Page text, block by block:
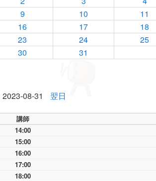
9
10 11
16
17 18
23
24 25
30
31
2023-08-31 翌日
講師
14:00
15:00
16:00
17:00
18:00